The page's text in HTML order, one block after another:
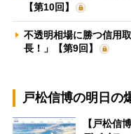
【第10回】
不透明相場に勝つ信用
長！」【第9回】
戸松信博の明日の
【戸松信